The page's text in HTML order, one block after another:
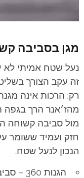
מגן בסביבה
נעל שטח אמיתי לא
זה עקב הצורך
רק: הרכות אינה
מהז׳אנר הרך בגפה
מול סביבה קשוחה
חזק ועמיד ששומר
הנכון לנעל שטח.
הגנות